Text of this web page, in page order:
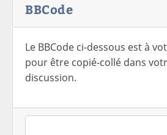
BBCode
Le BBCode ci-dessous est à
pour être copié-collé dans
discussion.